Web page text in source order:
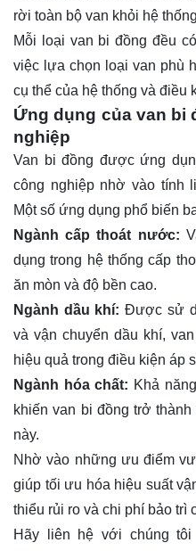
rời toàn bộ van khỏi hệ
Mỗi loại van bi đồng đều
việc lựa chọn loại van phù
cụ thể của hệ thống và điều
Ứng dụng của van bi
nghiệp
Van bi đồng được ứng
công nghiệp nhờ vào tính
Một số ứng dụng phổ biến
Ngành cấp thoát nước:
dụng trong hệ thống cấp
ăn mòn và độ bền cao.
Ngành dầu khí: Được sử
và vận chuyển dầu khí,
hiệu quả trong điều kiện áp
Ngành hóa chất: Khả
khiến van bi đồng trở
này.
Nhờ vào những ưu điểm
giúp tối ưu hóa hiệu suất
thiểu rủi ro và chi phí bảo trì
Hãy
liên hệ với chúng tôi